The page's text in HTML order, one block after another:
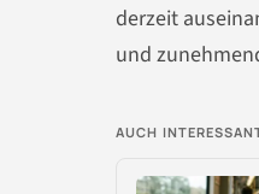
derzeit
und
AUCH